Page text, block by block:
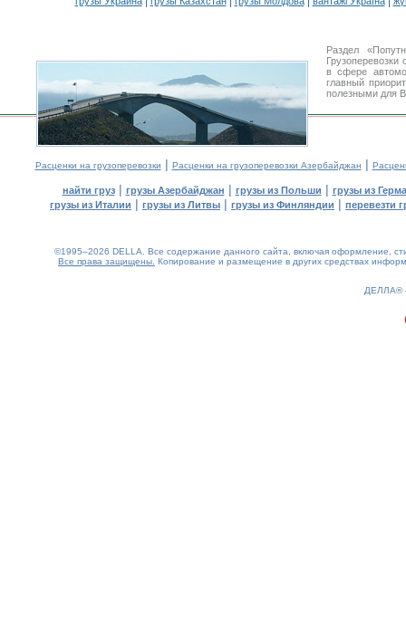
Раздел
в сфере
главный
полезными для
Расценки на грузоперевозки | Расценки на грузоперевозки Азербайджан |
найти груз| грузы Азербайджан | грузы из Польши | грузы из
грузы из Италии | грузы из Литвы | грузы из Финляндии | перевезти
©1995–2026 DELLA. Все содержание данного сайта, включая оформление,
Все права защищены. Копирование и размещение в других средствах